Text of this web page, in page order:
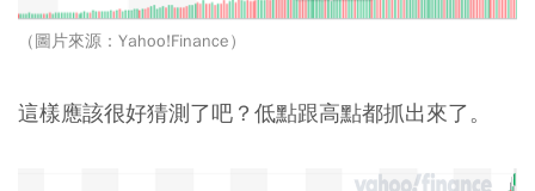
（圖片來源：Yahoo!Finance）
這樣應該很好猜測了吧？低點跟高點都抓出來了。